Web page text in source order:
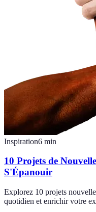
Inspiration6 min
10 Projets de
S'Épanouir
Explorez 10 projets
quotidien et enrichir votre